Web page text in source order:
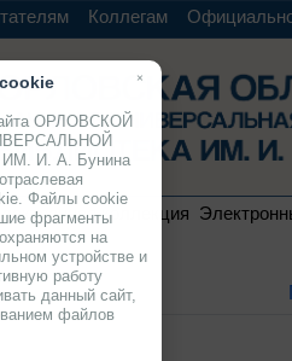
Коллегам
коллекция
×
ОРЛОВСКОЙ
И. А. Бунина
Файлы cookie
фрагменты
на
устройстве и
работу
данный сайт,
файлов